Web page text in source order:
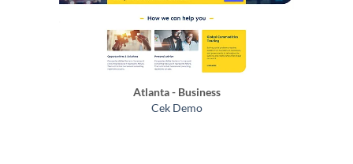
Atlanta - Business
Cek Demo